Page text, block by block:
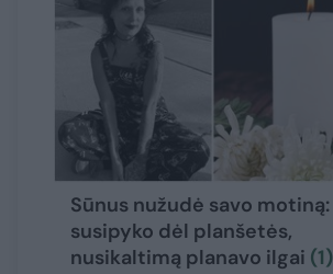
Sūnus nužudė savo motiną:
susipyko dėl planšetės,
nusikaltimą planavo ilgai (1)